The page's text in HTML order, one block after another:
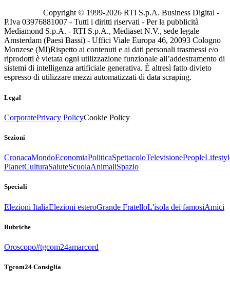
Copyright © 1999-2026 RTI S.p.A. Business Digital -
P.Iva 03976881007 - Tutti i diritti riservati - Per la pubblicità
Mediamond S.p.A. - RTI S.p.A., Mediaset N.V., sede legale
Amsterdam (Paesi Bassi) - Uffici Viale Europa 46, 20093 Cologno
Monzese (MI)Rispetto ai contenuti e ai dati personali trasmessi e/o
riprodotti è vietata ogni utilizzazione funzionale all’addestramento di
sistemi di intelligenza artificiale generativa. È altresì fatto divieto
espresso di utilizzare mezzi automatizzati di data scraping.
Legal
CorporatePrivacy PolicyCookie Policy
Sezioni
CronacaMondoEconomiaPoliticaSpettacoloTelevisionePeople
PlanetCulturaSaluteScuolaAnimaliSpazio
Speciali
Elezioni ItaliaElezioni esteroGrande FratelloL'isola dei famosiAmici
Rubriche
Oroscopo#tgcom24amarcord
Tgcom24 Consiglia